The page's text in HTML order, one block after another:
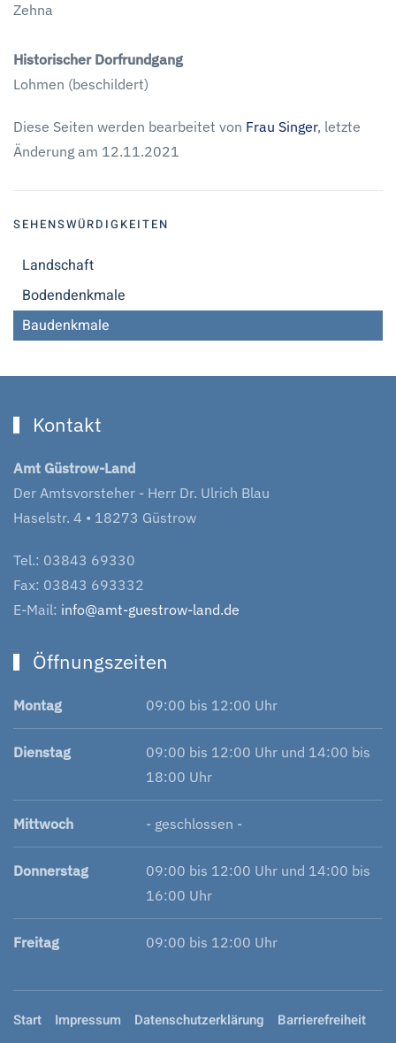
Zehna
Historischer Dorfrundgang
Lohmen (beschildert)
Diese Seiten werden bearbeitet von Frau Singer, letzte
Änderung am 12.11.2021
SEHENSWÜRDIGKEITEN
Landschaft
Bodendenkmale
Baudenkmale
Kontakt
Amt Güstrow-Land
Der Amtsvorsteher - Herr Dr. Ulrich Blau
Haselstr. 4 • 18273 Güstrow
Tel.: 03843 69330
Fax: 03843 693332
E-Mail: info@amt-guestrow-land.de
Öffnungszeiten
Montag 09:00 bis 12:00 Uhr
Dienstag
09:00 bis 12:00 Uhr und 14:00 bis
18:00 Uhr
Mittwoch - geschlossen -
Donnerstag
09:00 bis 12:00 Uhr und 14:00 bis
16:00 Uhr
Freitag 09:00 bis 12:00 Uhr
Start Impressum Datenschutzerklärung Barrierefreiheit